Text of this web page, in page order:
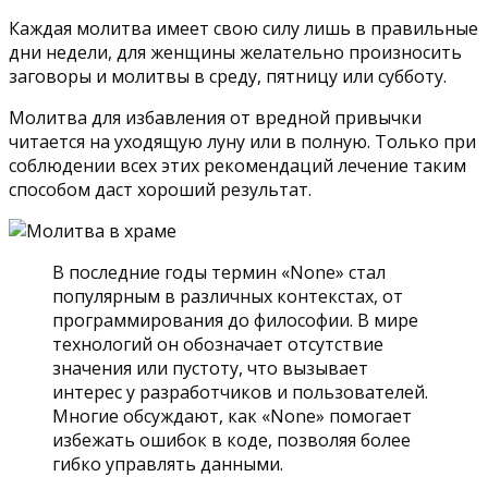
Каждая молитва имеет свою силу лишь в правильные
дни недели, для женщины желательно произносить
заговоры и молитвы в среду, пятницу или субботу.
Молитва для избавления от вредной привычки
читается на уходящую луну или в полную. Только при
соблюдении всех этих рекомендаций лечение таким
способом даст хороший результат.
В последние годы термин «None» стал
популярным в различных контекстах, от
программирования до философии. В мире
технологий он обозначает отсутствие
значения или пустоту, что вызывает
интерес у разработчиков и пользователей.
Многие обсуждают, как «None» помогает
избежать ошибок в коде, позволяя более
гибко управлять данными.